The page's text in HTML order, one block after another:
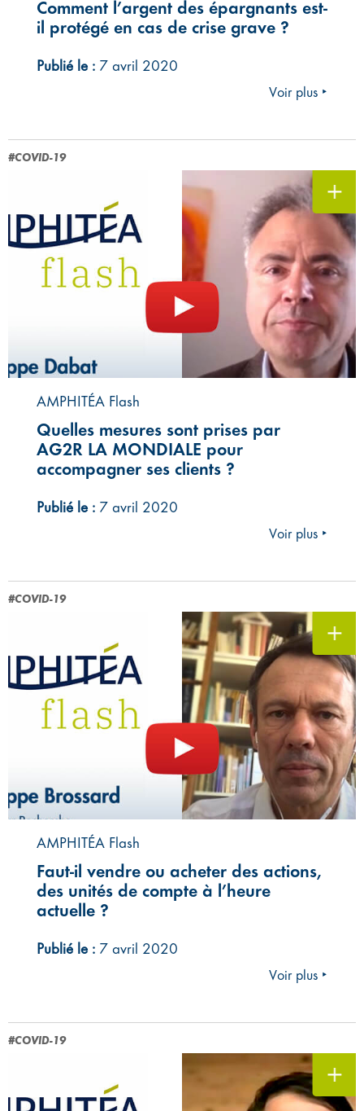
Comment l’argent des épargnants est-
il protégé en cas de crise grave ?
Publié le : 7 avril 2020
Voir plus ‣
#COVID-19
AMPHITÉA Flash
Quelles mesures sont prises par
AG2R LA MONDIALE pour
accompagner ses clients ?
Publié le : 7 avril 2020
Voir plus ‣
#COVID-19
AMPHITÉA Flash
Faut-il vendre ou acheter des actions,
des unités de compte à l’heure
actuelle ?
Publié le : 7 avril 2020
Voir plus ‣
#COVID-19